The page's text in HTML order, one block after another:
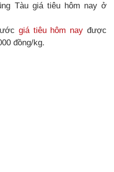
Tàu giá tiêu hôm nay ở
giá tiêu hôm nay được
đồng/kg.